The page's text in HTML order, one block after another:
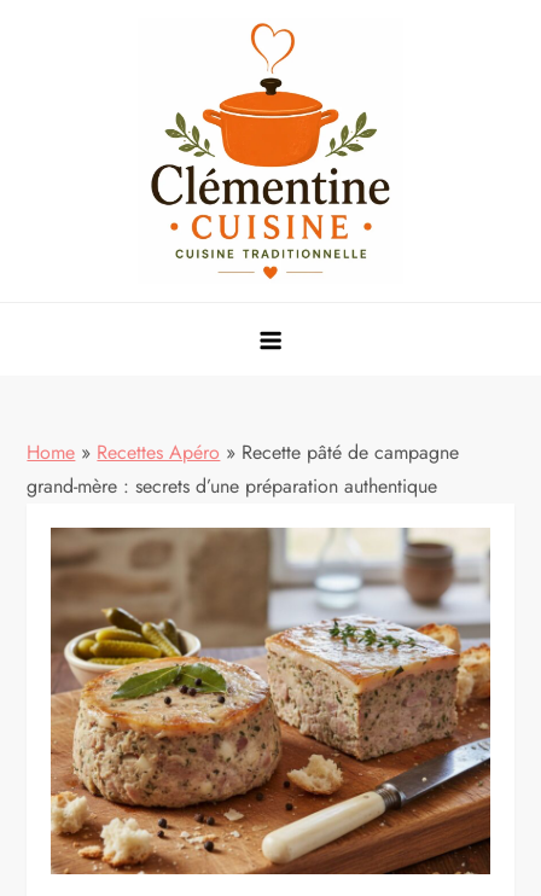
Home » Recettes Apéro » Recette pâté de campagne
grand-mère : secrets d’une préparation authentique